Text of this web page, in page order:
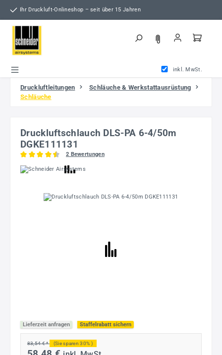
Zum Hauptinhalt springen
Ihr Druckluft-Onlineshop – seit über 15 Jahren
inkl. MwSt.
Druckluftleitungen
Schläuche & Werkstattausrüstung
Schläuche
Druckluftschlauch DLS-PA 6-4/50m
DGKE111131
Durchschnittliche Bewertung von 4.5 von 5 Sternen
2 Bewertungen
Bildergalerie überspringen
Lieferzeit anfragen Staffelrabatt sichern
83,54 € * (Sie sparen 30% )